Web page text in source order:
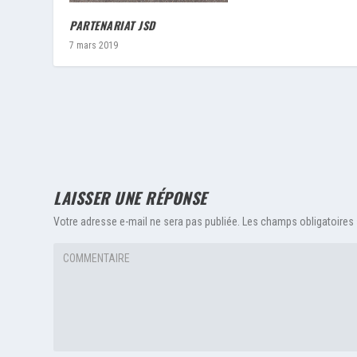
PARTENARIAT JSD
7 mars 2019
LAISSER UNE RÉPONSE
Votre adresse e-mail ne sera pas publiée. Les champs